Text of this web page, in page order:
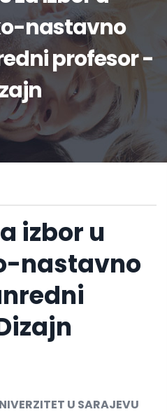
nastavno
profesor -
izbor u
nastavno
U SARAJEVU